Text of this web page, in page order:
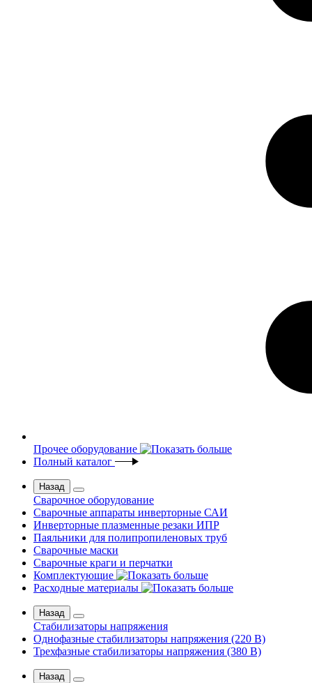
Прочее оборудование
Полный каталог
Назад
Сварочное оборудование
Сварочные аппараты инверторные САИ
Инверторные плазменные резаки ИПР
Паяльники для полипропиленовых труб
Сварочные маски
Сварочные краги и перчатки
Комплектующие
Расходные материалы
Назад
Стабилизаторы напряжения
Однофазные стабилизаторы напряжения (220 В)
Трехфазные стабилизаторы напряжения (380 В)
Назад